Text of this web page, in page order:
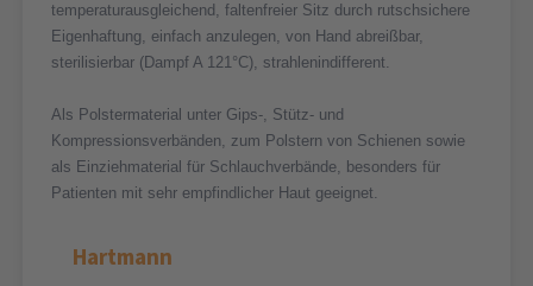
temperaturausgleichend, faltenfreier Sitz durch rutschsichere
Eigenhaftung, einfach anzulegen, von Hand abreißbar,
sterilisierbar (Dampf A 121°C), strahlenindifferent.
Als Polstermaterial unter Gips-, Stütz- und
Kompressionsverbänden, zum Polstern von Schienen sowie
als Einziehmaterial für Schlauchverbände, besonders für
Patienten mit sehr empfindlicher Haut geeignet.
Hartmann